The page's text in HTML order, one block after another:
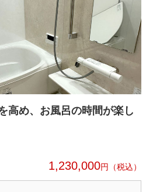
高め、お風呂の時間が楽し
1,230,000円